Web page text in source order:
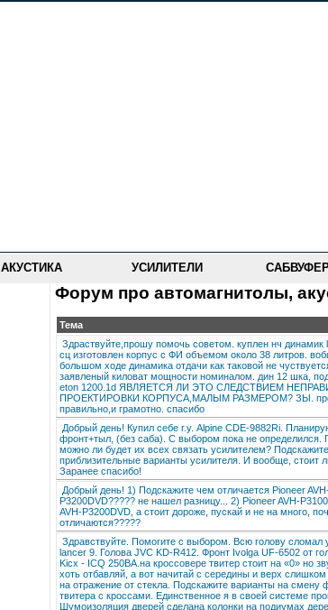
АКУСТИКА УСИЛИТЕЛИ
Форум про автомагнитолы,
Тема
Здраствуйте,прошу помочь советом. куплен нч динамик
сц изготовлен корпус с ФИ объемом около 38 литров.
большом ходе динамика отдачи как таковой не
заявленый киловат мощности номиналом. дин 12 шка,
eton 1200.1d ЯВЛЯЕТСЯ ЛИ ЭТО СЛЕДСТВИЕМ
ПРОЕКТИРОВКИ КОРПУСА,МАЛЫМ РАЗМЕРОМ? ЗЫ.
правильно,и грамотно. спасибо
Добрый день! Купил себе г.у. Alpine CDE-9882Ri.
фронт+тыл, (без саба). С выбором пока не определился.
можно ли будет их всех связать усилителем?
приблизительные варианты усилителя. И вообще, стоит
Заранее спасибо!
Добрый день! 1) Подскажите чем отличается Pioneer
P3200DVD????? не нашел разницу... 2) Pioneer AVH-
AVH-P3200DVD, а стоит дороже, пускай и не на много,
отличаются?????
Здравствуйте. Помогите с выбором. Всю голову
lancer 9. Голова JVC KD-R412. Фронт Ivolga UF-6502 от
Kicx - ICQ 250BA.на кроссовере твитер стоит на «0» но
хоть отбавляй, а вот начитай с середины и верх слишком
на отражение от стекла. Подскажите варианты на смену
твитера с кроссами. Единственное я в своей системе
Шумоизоляция дверей сделана колонки на подиумах